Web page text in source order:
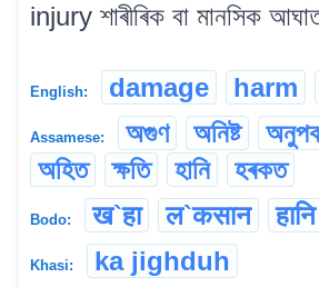
injury শাৰীৰিক বা মানসিক
English: damage harm
Assamese: অগুণ অনিষ্ট
অহিত
ক্ষতি হানি হৰকত
Bodo: ख`हा ल`कसान हानि
Khasi: ka jighduh